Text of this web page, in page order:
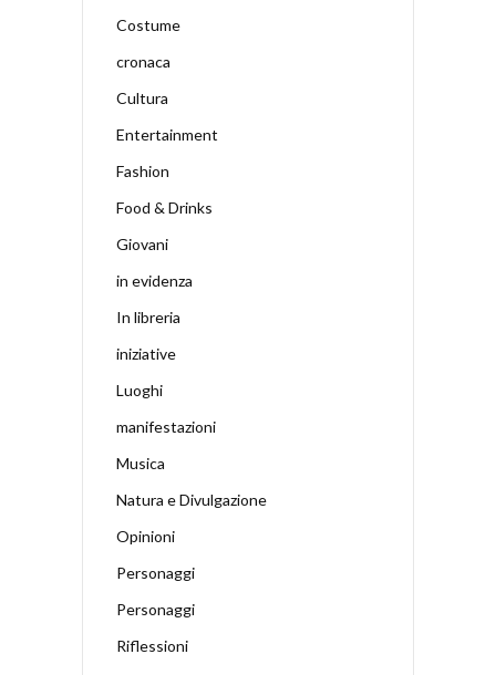
Costume
cronaca
Cultura
Entertainment
Fashion
Food & Drinks
Giovani
in evidenza
In libreria
iniziative
Luoghi
manifestazioni
Musica
Natura e Divulgazione
Opinioni
Personaggi
Personaggi
Riflessioni